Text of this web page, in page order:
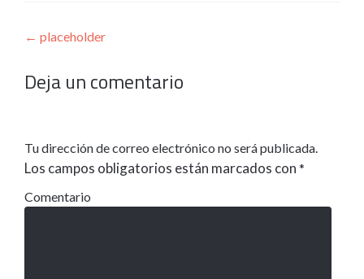
Navegación
de
entradas
← placeholder
Deja un comentario
Tu dirección de correo electrónico no será publicada.
Los campos obligatorios están marcados con *
Comentario